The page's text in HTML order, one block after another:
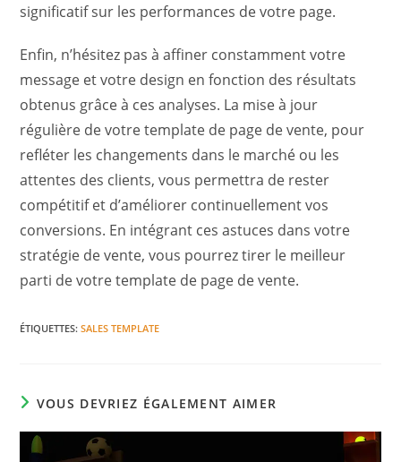
significatif sur les performances de votre page.
Enfin, n’hésitez pas à affiner constamment votre
message et votre design en fonction des résultats
obtenus grâce à ces analyses. La mise à jour
régulière de votre template de page de vente, pour
refléter les changements dans le marché ou les
attentes des clients, vous permettra de rester
compétitif et d’améliorer continuellement vos
conversions. En intégrant ces astuces dans votre
stratégie de vente, vous pourrez tirer le meilleur
parti de votre template de page de vente.
ÉTIQUETTES:SALES TEMPLATE
VOUS DEVRIEZ ÉGALEMENT AIMER